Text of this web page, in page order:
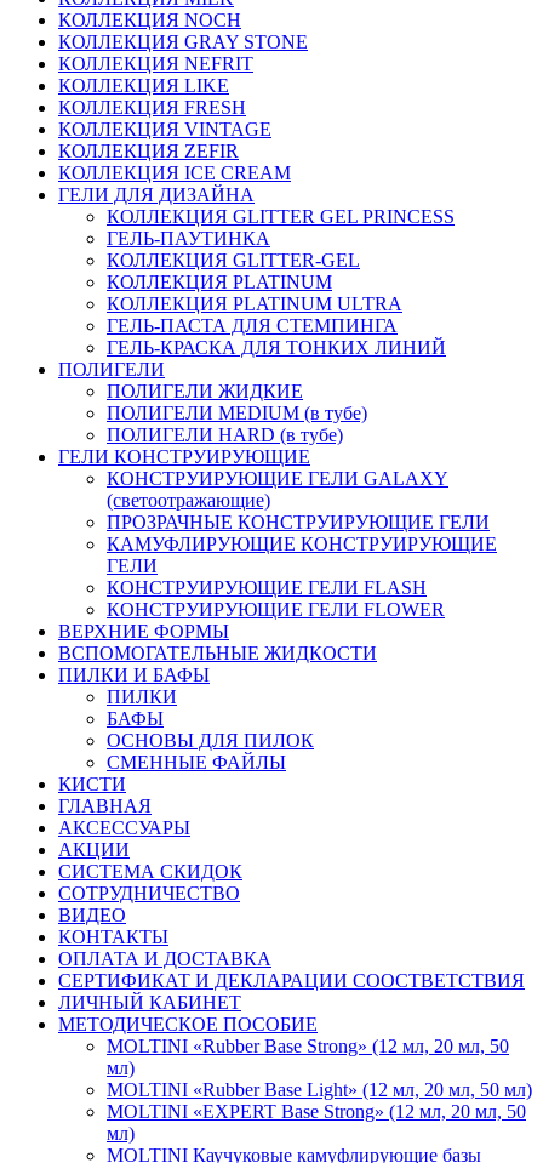
КОЛЛЕКЦИЯ NOCH
КОЛЛЕКЦИЯ GRAY STONE
КОЛЛЕКЦИЯ NEFRIT
КОЛЛЕКЦИЯ LIKE
КОЛЛЕКЦИЯ FRESH
КОЛЛЕКЦИЯ VINTAGE
КОЛЛЕКЦИЯ ZEFIR
КОЛЛЕКЦИЯ ICE CREAM
ГЕЛИ ДЛЯ ДИЗАЙНА
КОЛЛЕКЦИЯ GLITTER GEL PRINCESS
ГЕЛЬ-ПАУТИНКА
КОЛЛЕКЦИЯ GLITTER-GEL
КОЛЛЕКЦИЯ PLATINUM
КОЛЛЕКЦИЯ PLATINUM ULTRA
ГЕЛЬ-ПАСТА ДЛЯ СТЕМПИНГА
ГЕЛЬ-КРАСКА ДЛЯ ТОНКИХ ЛИНИЙ
ПОЛИГЕЛИ
ПОЛИГЕЛИ ЖИДКИЕ
ПОЛИГЕЛИ MEDIUM (в тубе)
ПОЛИГЕЛИ HARD (в тубе)
ГЕЛИ КОНСТРУИРУЮЩИЕ
КОНСТРУИРУЮЩИЕ ГЕЛИ GALAXY
(светоотражающие)
ПРОЗРАЧНЫЕ КОНСТРУИРУЮЩИЕ ГЕЛИ
КАМУФЛИРУЮЩИЕ КОНСТРУИРУЮЩИЕ
ГЕЛИ
КОНСТРУИРУЮЩИЕ ГЕЛИ FLASH
КОНСТРУИРУЮЩИЕ ГЕЛИ FLOWER
ВЕРХНИЕ ФОРМЫ
ВСПОМОГАТЕЛЬНЫЕ ЖИДКОСТИ
ПИЛКИ И БАФЫ
ПИЛКИ
БАФЫ
ОСНОВЫ ДЛЯ ПИЛОК
СМЕННЫЕ ФАЙЛЫ
КИСТИ
ГЛАВНАЯ
АКСЕССУАРЫ
АКЦИИ
СИСТЕМА СКИДОК
СОТРУДНИЧЕСТВО
ВИДЕО
КОНТАКТЫ
ОПЛАТА И ДОСТАВКА
СЕРТИФИКАТ И ДЕКЛАРАЦИИ СООСТВЕТСТВИЯ
ЛИЧНЫЙ КАБИНЕТ
МЕТОДИЧЕСКОЕ ПОСОБИЕ
MOLTINI «Rubber Base Strong» (12 мл, 20 мл, 50
мл)
MOLTINI «Rubber Base Light» (12 мл, 20 мл, 50 мл)
MOLTINI «EXPERT Base Strong» (12 мл, 20 мл, 50
мл)
MOLTINI Каучуковые камуфлирующие базы